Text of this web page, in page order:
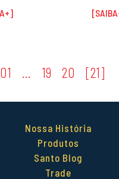
01 19 20 21
Nossa História
Produtos
Santo Blog
Trade